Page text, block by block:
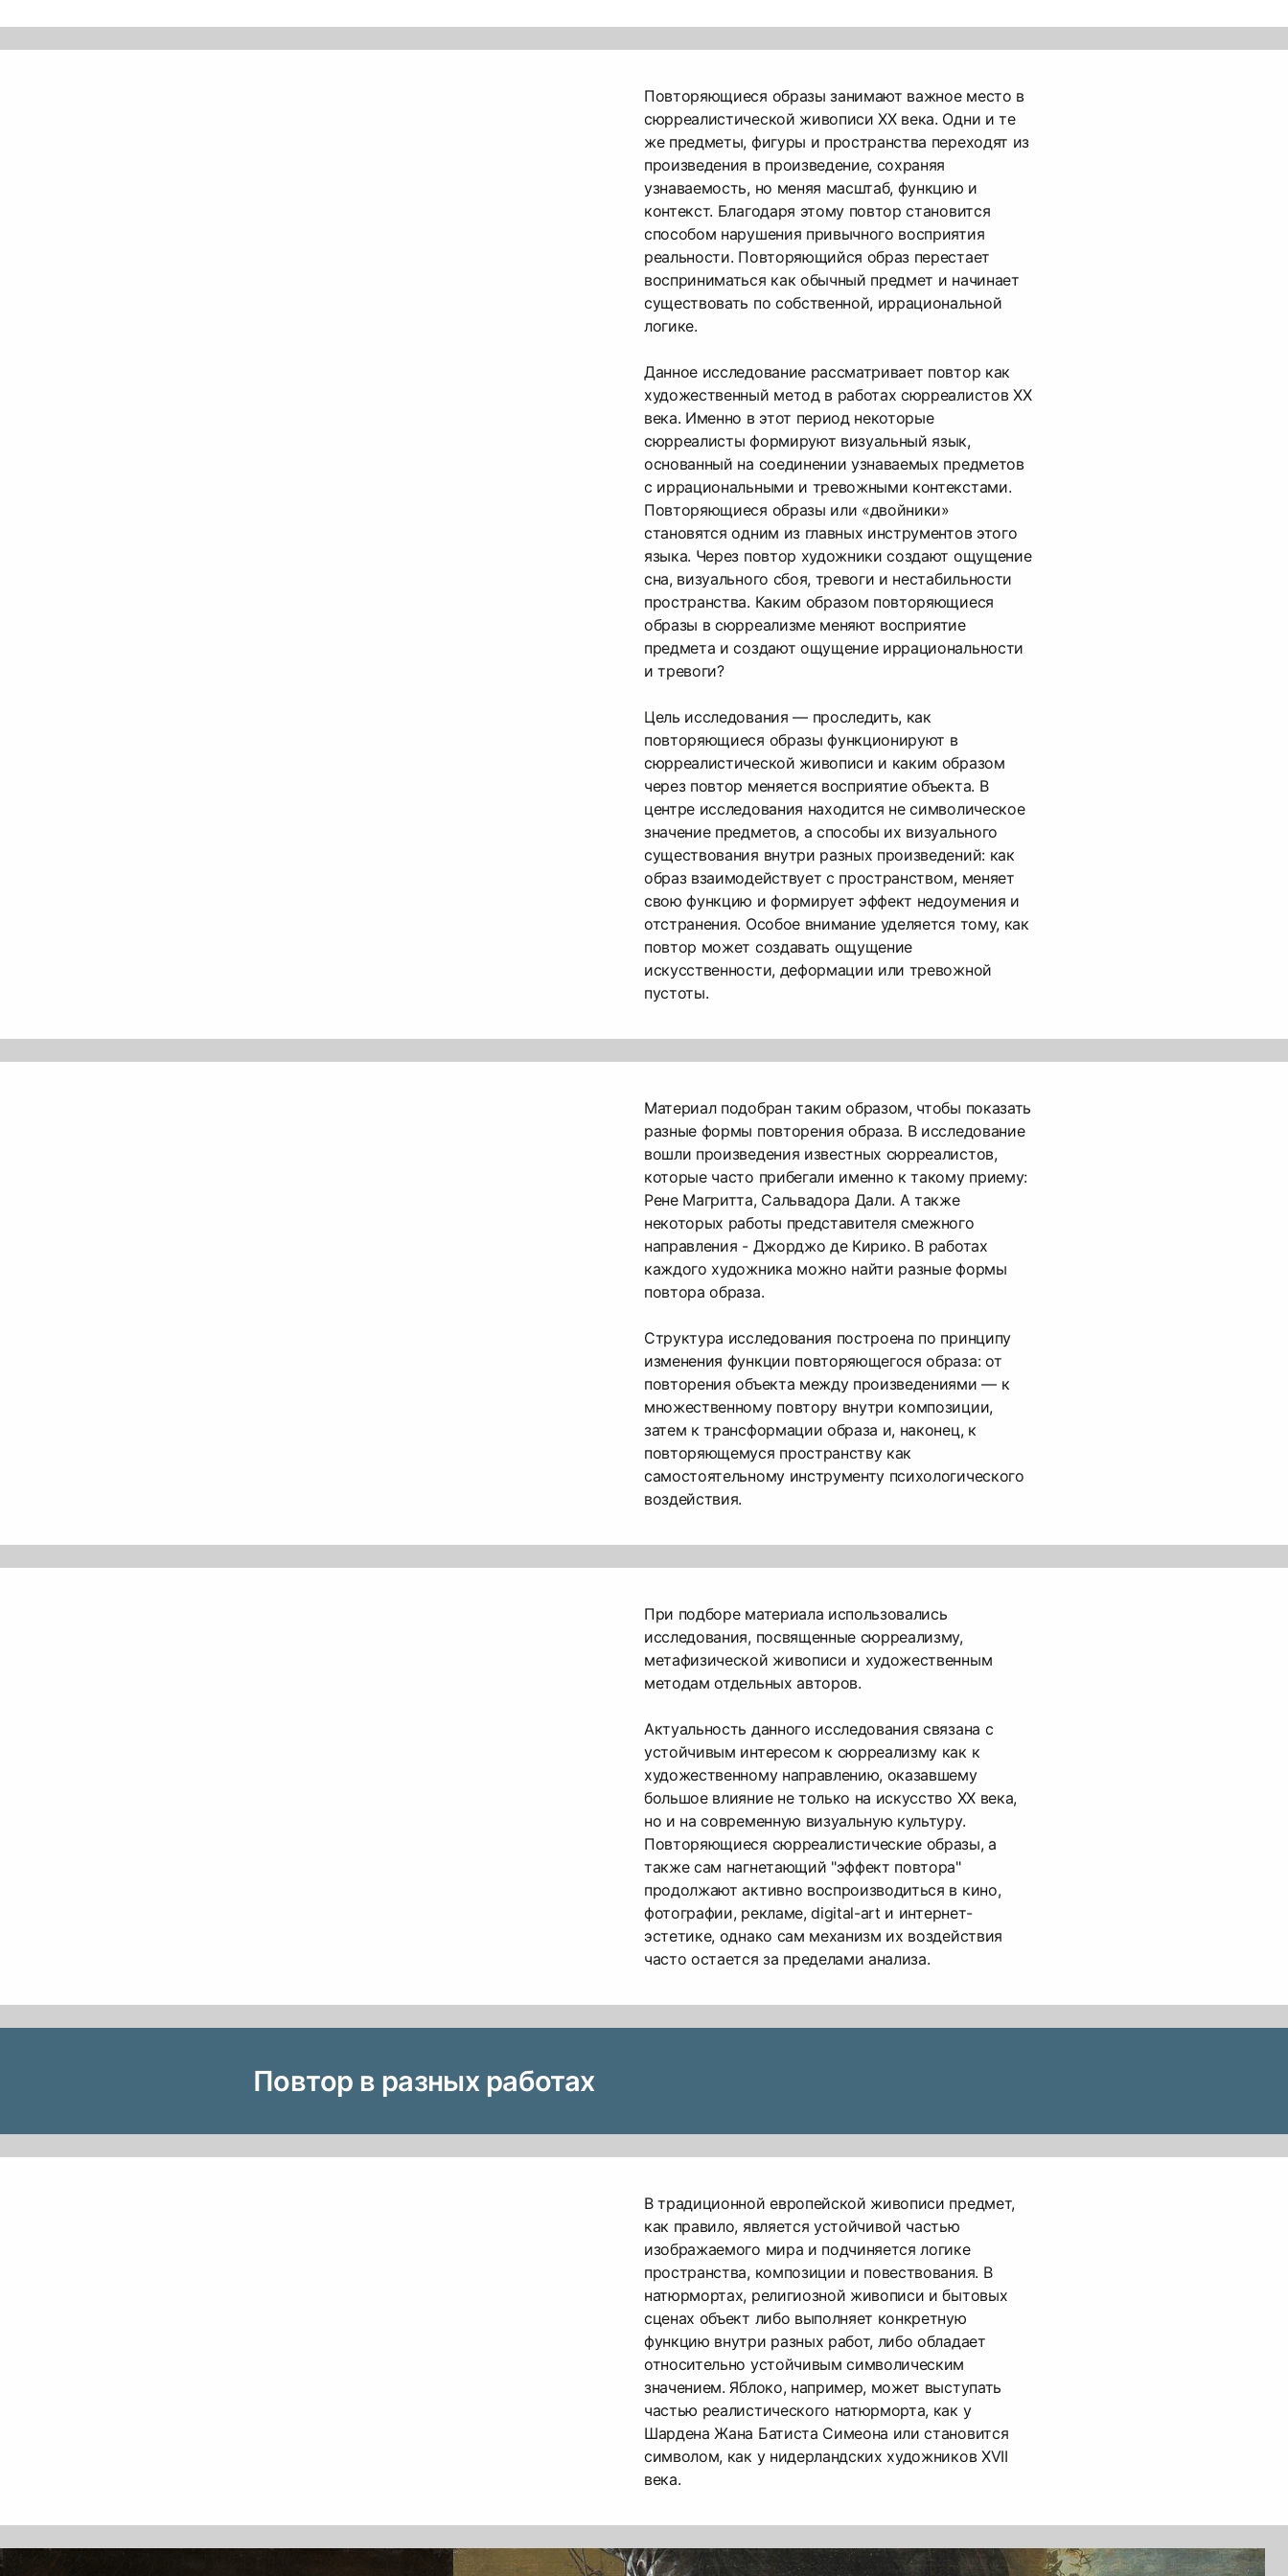
Повторяющиеся образы занимают важное место в
сюрреалистической живописи XX века. Одни и те
же предметы, фигуры и пространства переходят из
произведения в произведение, сохраняя
узнаваемость, но меняя масштаб, функцию и
контекст. Благодаря этому повтор становится
способом нарушения привычного восприятия
реальности. Повторяющийся образ перестает
восприниматься как обычный предмет и начинает
существовать по собственной, иррациональной
логике.
Данное исследование рассматривает повтор как
художественный метод в работах сюрреалистов XX
века. Именно в этот период некоторые
сюрреалисты формируют визуальный язык,
основанный на соединении узнаваемых предметов
с иррациональными и тревожными контекстами.
Повторяющиеся образы или «двойники»
становятся одним из главных инструментов этого
языка. Через повтор художники создают ощущение
сна, визуального сбоя, тревоги и нестабильности
пространства. Каким образом повторяющиеся
образы в сюрреализме меняют восприятие
предмета и создают ощущение иррациональности
и тревоги?
Цель исследования — проследить, как
повторяющиеся образы функционируют в
сюрреалистической живописи и каким образом
через повтор меняется восприятие объекта. В
центре исследования находится не символическое
значение предметов, а способы их визуального
существования внутри разных произведений: как
образ взаимодействует с пространством, меняет
свою функцию и формирует эффект недоумения и
отстранения. Особое внимание уделяется тому, как
повтор может создавать ощущение
искусственности, деформации или тревожной
пустоты.
Материал подобран таким образом, чтобы показать
разные формы повторения образа. В исследование
вошли произведения известных сюрреалистов,
которые часто прибегали именно к такому приему:
Рене Магритта, Сальвадора Дали. А также
некоторых работы представителя смежного
направления - Джорджо де Кирико. В работах
каждого художника можно найти разные формы
повтора образа.
Структура исследования построена по принципу
изменения функции повторяющегося образа: от
повторения объекта между произведениями — к
множественному повтору внутри композиции,
затем к трансформации образа и, наконец, к
повторяющемуся пространству как
самостоятельному инструменту психологического
воздействия.
При подборе материала использовались
исследования, посвященные сюрреализму,
метафизической живописи и художественным
методам отдельных авторов.
Актуальность данного исследования связана с
устойчивым интересом к сюрреализму как к
художественному направлению, оказавшему
большое влияние не только на искусство XX века,
но и на современную визуальную культуру.
Повторяющиеся сюрреалистические образы, а
также сам нагнетающий "эффект повтора"
продолжают активно воспроизводиться в кино,
фотографии, рекламе, digital-art и интернет-
эстетике, однако сам механизм их воздействия
часто остается за пределами анализа.
Повтор в разных работах
В традиционной европейской живописи предмет,
как правило, является устойчивой частью
изображаемого мира и подчиняется логике
пространства, композиции и повествования. В
натюрмортах, религиозной живописи и бытовых
сценах объект либо выполняет конкретную
функцию внутри разных работ, либо обладает
относительно устойчивым символическим
значением. Яблоко, например, может выступать
частью реалистического натюрморта, как у
Шардена Жана Батиста Симеона или становится
символом, как у нидерландских художников XVII
века.